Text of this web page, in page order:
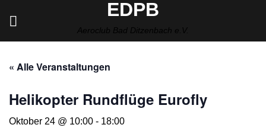
EDPB
Aeroclub Bad Ditzenbach e.V.
« Alle Veranstaltungen
Helikopter Rundflüge Eurofly
Oktober 24 @ 10:00 - 18:00